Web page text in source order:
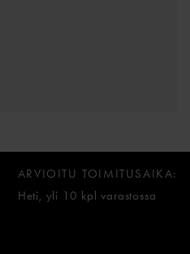
ARVIOITU TOIMITUSAIKA:
Heti, yli 10 kpl varastossa